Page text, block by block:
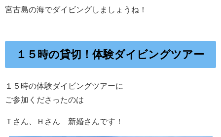
宮古島の海でダイビングしましょうね！
１５時の貸切！体験ダイビングツアー
１５時の体験ダイビングツアーに
ご参加くださったのは
Ｔさん、Ｈさん 新婚さんです！